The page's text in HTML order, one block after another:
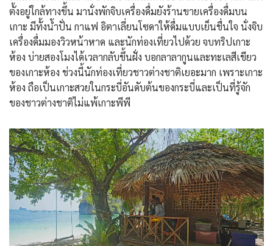
ตั้งอยู่ใกล้ทางขึ้น มานั่งพักจิบเครื่องดื่มยังร้านขายเครื่องดื่มบน
เกาะ มีทั้งน้ำปั่น กาแฟ อิตาเลี่ยนโซดาให้ดื่มแบบเย็นชื่นใจ นั่งจิบ
เครื่องดื่มมองวิวหน้าหาด และนักท่องเที่ยวไปด้วย จบทริปเกาะ
ห้อง บ่ายสองโมงได้เวลากลับขึ้นฝั่ง บอกลาลากูนและทะเลสีเขียว
ของเกาะห้อง ช่วงนี้นักท่องเที่ยวชาวต่างชาติเยอะมาก เพราะเกาะ
ห้อง ถือเป็นเกาะสวยในกระบี่อันดับต้นของกระบี่และเป็นที่รู้จัก
ของชาวต่างชาติไม่แพ้เกาะพีพี